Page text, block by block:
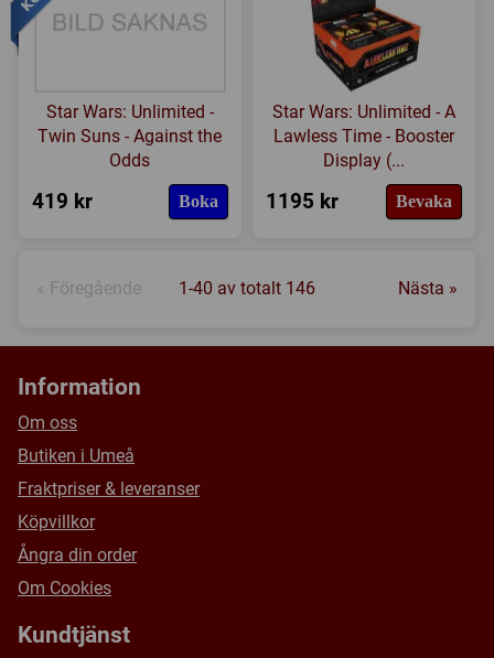
Star Wars: Unlimited -
Twin Suns - Against the
Odds
419 kr Boka
Star Wars: Unlimited - A
Lawless Time - Booster
Display (...
1195 kr Bevaka
« Föregående 1-40 av totalt 146 Nästa »
Information
Om oss
Butiken i Umeå
Fraktpriser & leveranser
Köpvillkor
Ångra din order
Om Cookies
Kundtjänst